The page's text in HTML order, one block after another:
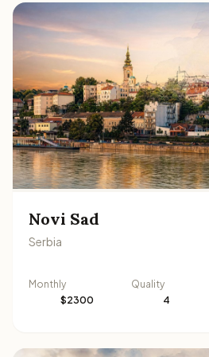
Novi Sad
Serbia
Monthly
$2300
Quality
4